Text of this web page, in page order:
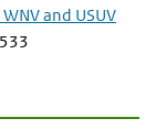
and USUV